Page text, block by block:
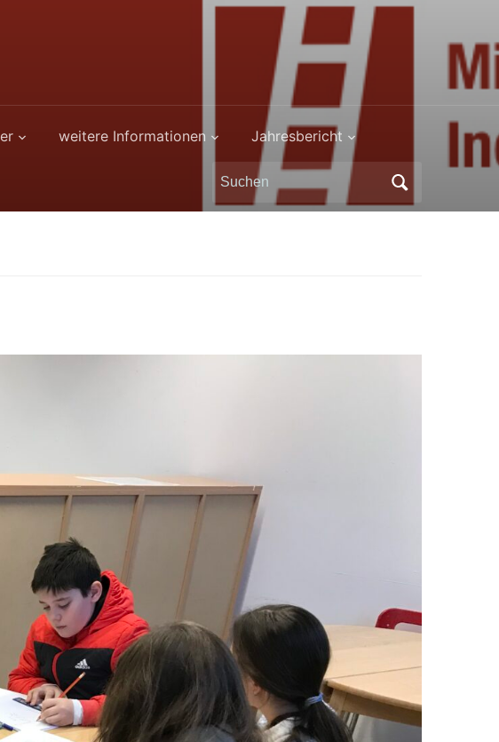
weitere Informationen Jahresbericht
Search
for: